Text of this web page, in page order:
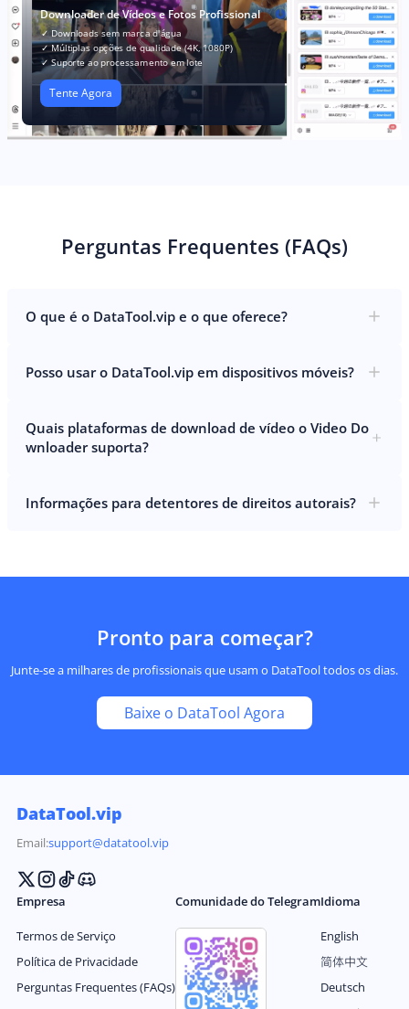
Downloader de Vídeos e Fotos Profissional
✓ Downloads sem marca d'água
✓ Múltiplas opções de qualidade (4K, 1080P)
✓ Suporte ao processamento em lote
Tente Agora
Perguntas Frequentes (FAQs)
O que é o DataTool.vip e o que oferece?
Posso usar o DataTool.vip em dispositivos móveis?
Quais plataformas de download de vídeo o Video Do
wnloader suporta?
Informações para detentores de direitos autorais?
Pronto para começar?
Junte-se a milhares de profissionais que usam o DataTool todos os dias.
Baixe o DataTool Agora
DataTool.vip
Email:support@datatool.vip
Empresa
Termos de Serviço
Política de Privacidade
Perguntas Frequentes (FAQs)
Comunidade do TelegramIdioma
English
简体中文
Deutsch